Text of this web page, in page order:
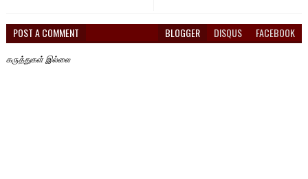
POST A COMMENT BLOGGER DISQUS FACEBOOK
கருத்துகள் இல்லை